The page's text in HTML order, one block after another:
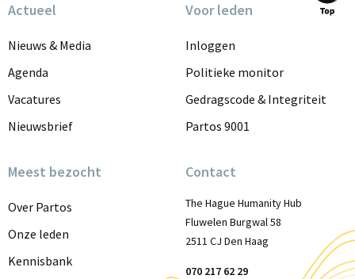
Actueel
Nieuws & Media
Agenda
Vacatures
Nieuwsbrief
Voor leden
Inloggen
Politieke monitor
Gedragscode & Integriteit
Partos 9001
Meest bezocht
Over Partos
Onze leden
Kennisbank
Contact
The Hague Humanity Hub
Fluwelen Burgwal 58
2511 CJ Den Haag
070 217 62 29